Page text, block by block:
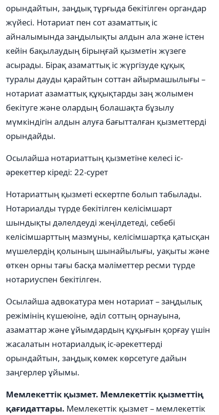
орындайтын, заңдық тұрғыда бекітілген органдар
жүйесі. Нотариат пен сот азаматтық іс
айналымында заңдылықты алдын ала және істен
кейін бақылаудың бірыңғай қызметін жүзеге
асырады. Бірақ азаматтық іс жүргізуде құқық
туралы дауды қарайтын соттан айырмашылығы –
нотариат азаматтық құқықтарды заң жолымен
бекітуге және олардың болашақта бұзылу
мүмкіндігін алдын алуға бағытталған қызметтерді
орындайды.
Осылайша нотариаттың қызметіне келесі іс-
әрекеттер кіреді: 22-сурет
Нотариаттың қызметі ескертпе болып табылады.
Нотариалды түрде бекітілген келісімшарт
шындықты дәлелдеуді жеңілдетеді, себебі
келісімшарттың мазмұны, келісімшартқа қатысқан
мүшелердің қолының шынайылығы, уақыты және
өткен орны тағы басқа мәліметтер ресми түрде
нотариуспен бекітілген.
Осылайша адвокатура мен нотариат – заңдылық
режімінің күшеюіне, әділ соттың орнауына,
азаматтар және ұйымдардың құқығын қорғау үшін
жасалатын нотариалдық іс-әрекеттерді
орындайтын, заңдық көмек көрсетуге дайын
заңгерлер ұйымы.
Мемлекеттік қызмет. Мемлекеттік қызметтің
қағидаттары. Мемлекеттік қызмет – мемлекеттік